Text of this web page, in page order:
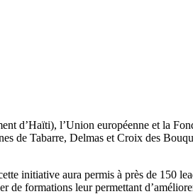
d’Haïti), l’Union européenne et la
de Tabarre, Delmas et Croix des
initiative aura permis à près de 150
formations leur permettant